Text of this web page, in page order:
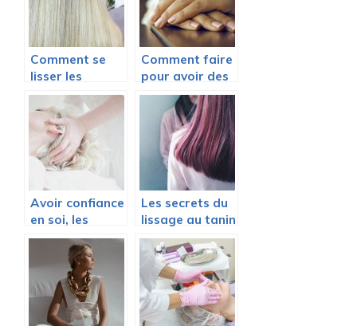
Comment se
lisser les
cheveux
parfaitement ?
Comment faire
pour avoir des
ongles de star
Avoir confiance
en soi, les
étapes.
Les secrets du
lissage au tanin
maison